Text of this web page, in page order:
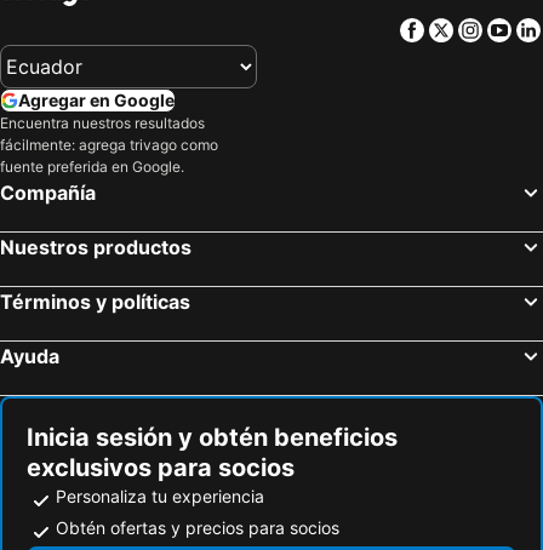
Facebook
Twitter
Agregar en Google
Encuentra nuestros resultados
fácilmente: agrega trivago como
fuente preferida en Google.
Compañía
Nuestros productos
Términos y políticas
Ayuda
Inicia sesión y obtén beneficios
exclusivos para socios
Personaliza tu experiencia
Obtén ofertas y precios para socios